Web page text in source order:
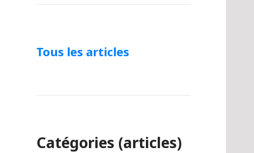
Tous les articles
Catégories (articles)